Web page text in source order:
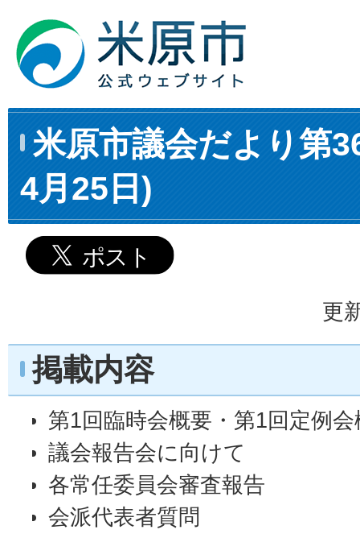
米原市議会だより第
4月25日)
更
掲載内容
第1回臨時会概要・第1回定例会
議会報告会に向けて
各常任委員会審査報告
会派代表者質問